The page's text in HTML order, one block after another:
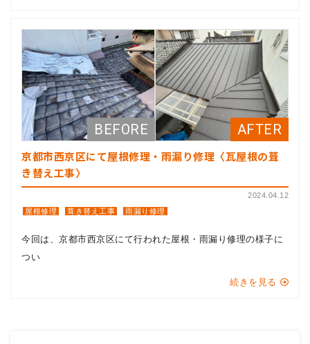
京都市西京区にて屋根修理・雨漏り修理〈瓦屋根の葺
き替え工事〉
2024.04.12
屋根修理
葺き替え工事 雨漏り修理
今回は、京都市西京区にて行われた屋根・雨漏り修理の様子に
つい
続きを見る